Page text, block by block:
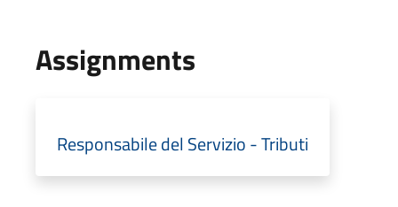
Assignments
Responsabile del Servizio - Tributi